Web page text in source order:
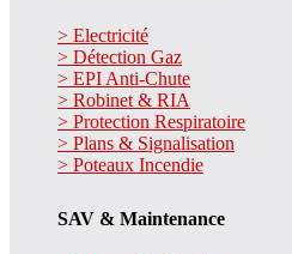
> Electricité
> Détection Gaz
> EPI Anti-Chute
> Robinet & RIA
> Protection Respiratoire
> Plans & Signalisation
> Poteaux Incendie
SAV & Maintenance